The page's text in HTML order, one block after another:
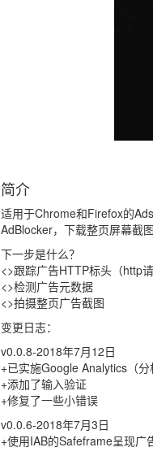
简介
适用于Chrome和Firefox的
AdBlocker，下载整页屏幕截
下一步是什么？
<>跟踪广告HTTP标头（http
<>检测广告元数据
<>拍摄整页广告截图
变更日志：
v0.0.8-2018年7月12日
+已实施Google Analytics（
+添加了输入验证
+修复了一些小错误
v0.0.6-2018年7月3日
+使用IAB的Safeframe呈现广